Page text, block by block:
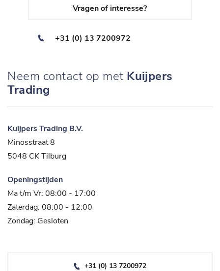
Vragen of interesse?
+31 (0) 13 7200972
Neem contact op met Kuijpers
Trading
Kuijpers Trading B.V.
Minosstraat 8
5048 CK Tilburg
Openingstijden
Ma t/m Vr: 08:00 - 17:00
Zaterdag: 08:00 - 12:00
Zondag: Gesloten
+31 (0) 13 7200972